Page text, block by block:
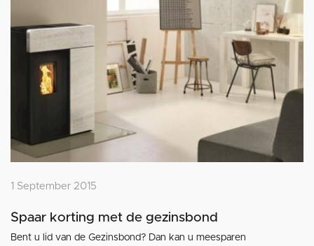
1 September 2015
Spaar korting met de gezinsbond
Bent u lid van de Gezinsbond? Dan kan u meesparen